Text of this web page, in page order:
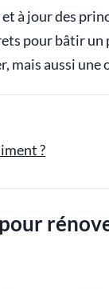
à jour des
pour bâtir un
mais aussi
?